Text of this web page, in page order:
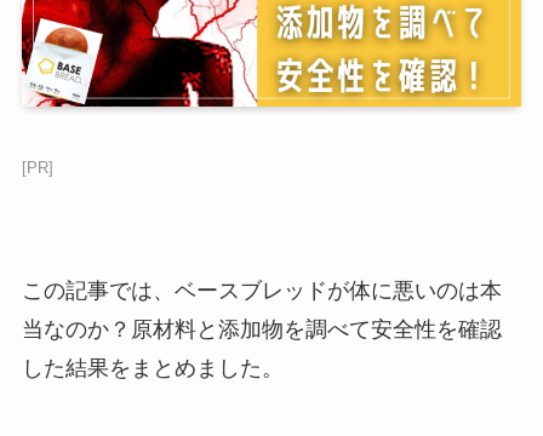
[PR]
この記事では、ベースブレッドが体に悪いのは本
当なのか？原材料と添加物を調べて安全性を確認
した結果をまとめました。